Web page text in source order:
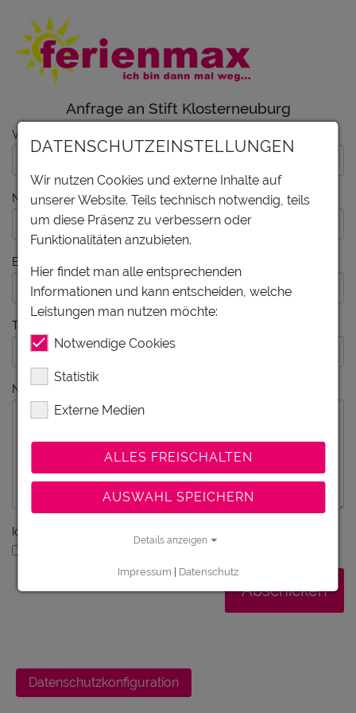
Anfrage an Stift Klosterneuburg
Vorname
Nachname
E-Mail
Telefon
Nachricht
Ich bin ein Mensch - kein Roboter
DATENSCHUTZEINSTELLUNGEN
Wir nutzen Cookies und externe Inhalte auf
unserer Website. Teils technisch notwendig, teils
um diese Präsenz zu verbessern oder
Funktionalitäten anzubieten.
Hier findet man alle entsprechenden
Informationen und kann entscheiden, welche
Leistungen man nutzen möchte:
Notwendige Cookies
Statistik
Externe Medien
ALLES FREISCHALTEN
AUSWAHL SPEICHERN
Details anzeigen
Impressum Datenschutz
Datenschutzkonfiguration